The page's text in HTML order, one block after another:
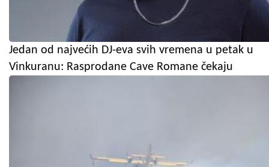
Jedan od najvećih DJ-eva svih vremena u petak u
Vinkuranu: Rasprodane Cave Romane čekaju